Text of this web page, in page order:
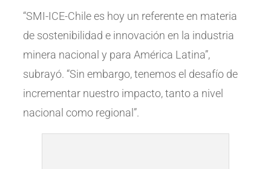
“SMI-ICE-Chile es hoy un referente en materia
de sostenibilidad e innovación en la industria
minera nacional y para América Latina”,
subrayó. “Sin embargo, tenemos el desafío de
incrementar nuestro impacto, tanto a nivel
nacional como regional”.